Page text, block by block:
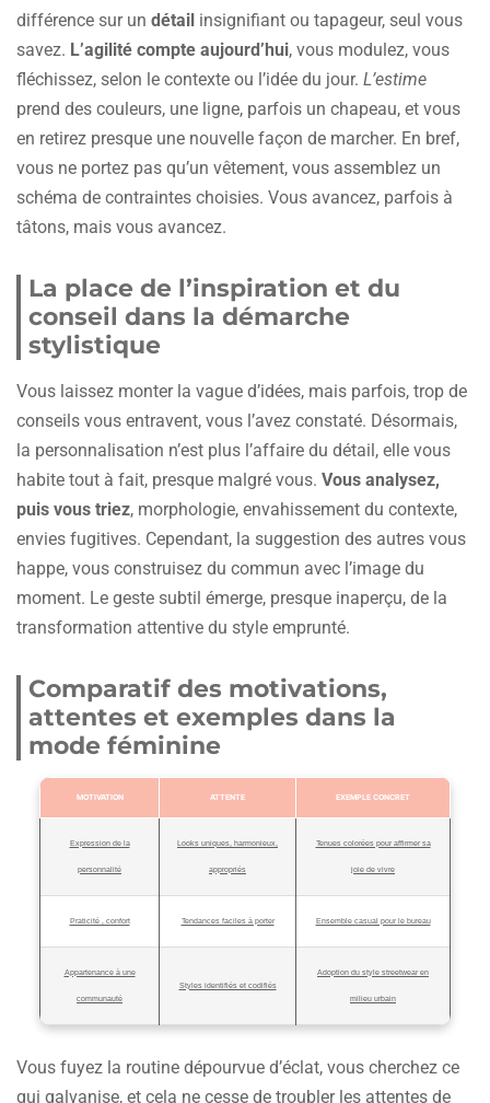
différence sur un détail insignifiant ou tapageur, seul vous
savez. L’agilité compte aujourd’hui, vous modulez, vous
fléchissez, selon le contexte ou l’idée du jour. L’estime
prend des couleurs, une ligne, parfois un chapeau, et vous
en retirez presque une nouvelle façon de marcher. En bref,
vous ne portez pas qu’un vêtement, vous assemblez un
schéma de contraintes choisies. Vous avancez, parfois à
tâtons, mais vous avancez.
La place de l’inspiration et du
conseil dans la démarche
stylistique
Vous laissez monter la vague d’idées, mais parfois, trop de
conseils vous entravent, vous l’avez constaté. Désormais,
la personnalisation n’est plus l’affaire du détail, elle vous
habite tout à fait, presque malgré vous. Vous analysez,
puis vous triez, morphologie, envahissement du contexte,
envies fugitives. Cependant, la suggestion des autres vous
happe, vous construisez du commun avec l’image du
moment. Le geste subtil émerge, presque inaperçu, de la
transformation attentive du style emprunté.
Comparatif des motivations,
attentes et exemples dans la
mode féminine
MOTIVATION ATTENTE EXEMPLE CONCRET
Expression de la
personnalité
Looks uniques, harmonieux,
appropriés
Tenues colorées pour affirmer sa
joie de vivre
Praticité , confort Tendances faciles à porter Ensemble casual pour le bureau
Appartenance à une
communauté
Styles identifiés et codifiés
Adoption du style streetwear en
milieu urbain
Vous fuyez la routine dépourvue d’éclat, vous cherchez ce
qui galvanise, et cela ne cesse de troubler les attentes de